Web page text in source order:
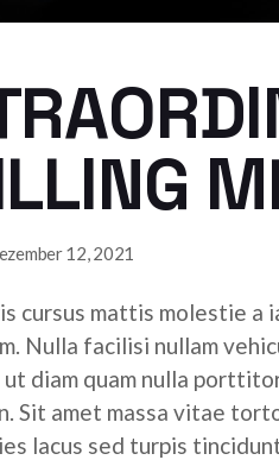
12, 2021
cursus mattis molestie
Nulla facilisi nullam
diam quam nulla
Sit amet massa vitae
lacus sed turpis